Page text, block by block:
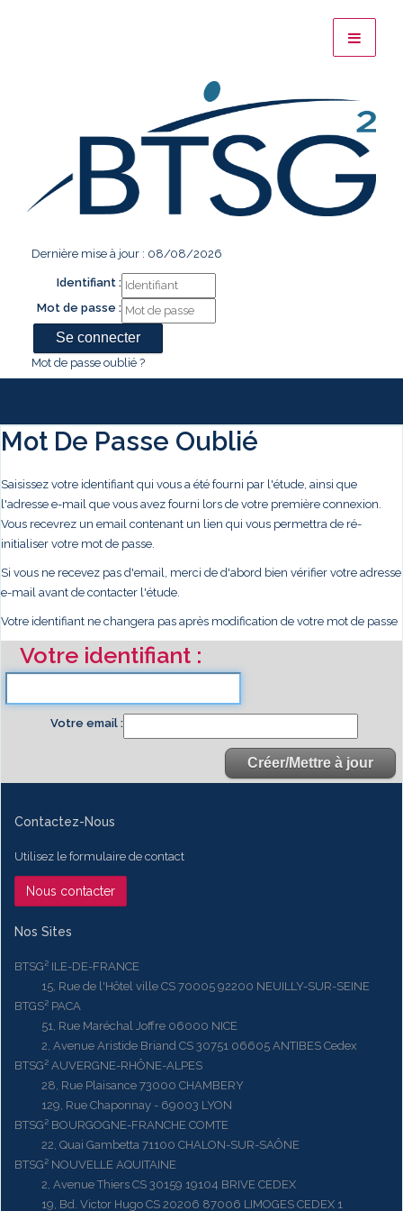
Dernière mise à jour : 08/08/2026
Identifiant :
Mot de passe :
Mot de passe oublié ?
Mot De Passe Oublié
Saisissez votre identifiant qui vous a été fourni par l'étude, ainsi que
l'adresse e-mail que vous avez fourni lors de votre première connexion.
Vous recevrez un email contenant un lien qui vous permettra de ré-
initialiser votre mot de passe.
Si vous ne recevez pas d'email, merci de d'abord bien vérifier votre adresse
e-mail avant de contacter l'étude.
Votre identifiant ne changera pas après modification de votre mot de passe
Votre identifiant
Votre email
Contactez-Nous
Utilisez le formulaire de contact
Nous contacter
Nos Sites
BTSG² ILE-DE-FRANCE
15, Rue de l'Hôtel ville CS 70005 92200 NEUILLY-SUR-SEINE
BTGS² PACA
51, Rue Maréchal Joffre 06000 NICE
2, Avenue Aristide Briand CS 30751 06605 ANTIBES Cedex
BTSG² AUVERGNE-RHÔNE-ALPES
28, Rue Plaisance 73000 CHAMBERY
129, Rue Chaponnay - 69003 LYON
BTSG² BOURGOGNE-FRANCHE COMTE
22, Quai Gambetta 71100 CHALON-SUR-SAÔNE
BTSG² NOUVELLE AQUITAINE
2, Avenue Thiers CS 30159 19104 BRIVE CEDEX
19, Bd. Victor Hugo CS 20206 87006 LIMOGES CEDEX 1